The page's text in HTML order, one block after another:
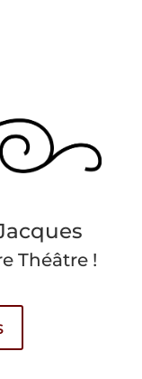
Théâtre !